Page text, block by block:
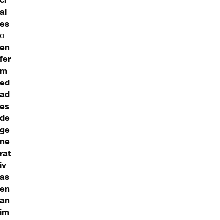
al
es
o
en
fer
m
ed
ad
es
de
ge
ne
rat
iv
as
en
an
im